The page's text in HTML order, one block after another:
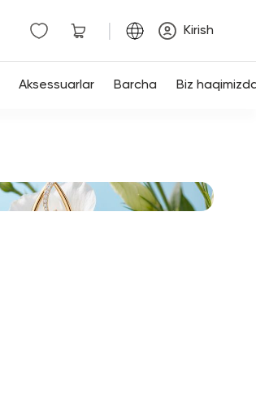
Kirish
Aksessuarlar Barcha Biz